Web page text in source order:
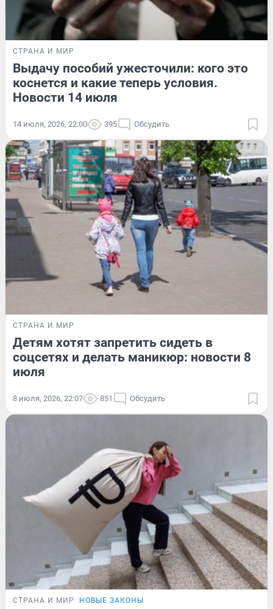
СТРАНА И МИР
Выдачу пособий ужесточили: кого это
коснется и какие теперь условия.
Новости 14 июля
14 июля, 2026, 22:00 395 Обсудить
СТРАНА И МИР
Детям хотят запретить сидеть в
соцсетях и делать маникюр: новости 8
июля
8 июля, 2026, 22:07 851 Обсудить
СТРАНА И МИР НОВЫЕ ЗАКОНЫ